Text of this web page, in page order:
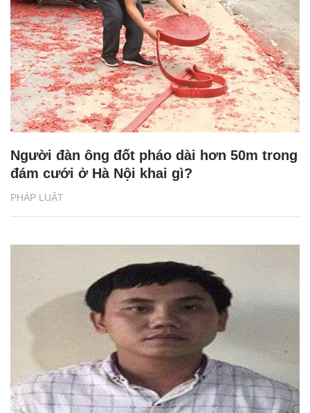
PHÁP LUẬT
Người đàn ông đốt pháo dài hơn 50m trong
đám cưới ở Hà Nội khai gì?